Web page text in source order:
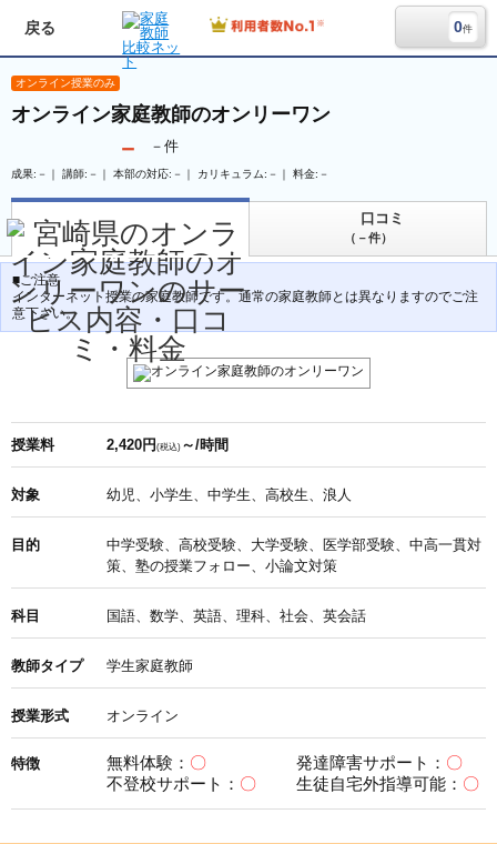
戻る 0件
オンライン授業のみ
オンライン家庭教師のオンリーワン
－ － 件
成果:－｜ 講師:－｜ 本部の対応:－｜ カリキュラム:－｜ 料金:－
口コミ
（－件）
■ご注意
インターネット授業の家庭教師です。通常の家庭教師とは異なりますのでご注
意下さい。
授業料 2,420円 (税込)～/時間
対象 幼児、小学生、中学生、高校生、浪人
目的
中学受験、高校受験、大学受験、医学部受験、中高一貫対
策、塾の授業フォロー、小論文対策
科目 国語、数学、英語、理科、社会、英会話
教師タイプ 学生家庭教師
授業形式 オンライン
特徴 無料体験： 〇 発達障害サポート： 〇
不登校サポート： 〇 生徒自宅外指導可能： 〇